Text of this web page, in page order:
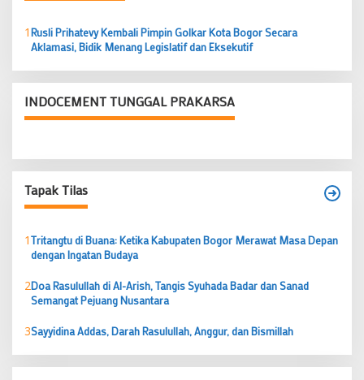
1Rusli Prihatevy Kembali Pimpin Golkar Kota Bogor Secara
Aklamasi, Bidik Menang Legislatif dan Eksekutif
INDOCEMENT TUNGGAL PRAKARSA
Tapak Tilas
1Tritangtu di Buana: Ketika Kabupaten Bogor Merawat Masa Depan
dengan Ingatan Budaya
2Doa Rasulullah di Al-Arish, Tangis Syuhada Badar dan Sanad
Semangat Pejuang Nusantara
3Sayyidina Addas, Darah Rasulullah, Anggur, dan Bismillah